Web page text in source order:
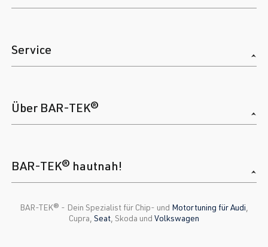
Service
Über BAR-TEK®
BAR-TEK® hautnah!
BAR-TEK®️ - Dein Spezialist für Chip- und Motortuning für Audi
Cupra, Seat , Skoda und Volkswagen